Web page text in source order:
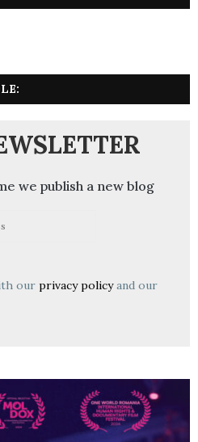
we publish a new blog
our privacy policyand our